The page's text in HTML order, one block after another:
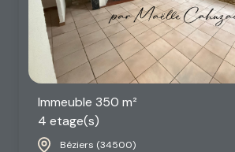
Immeuble 350 m²
4 etage(s)
Béziers (34500)